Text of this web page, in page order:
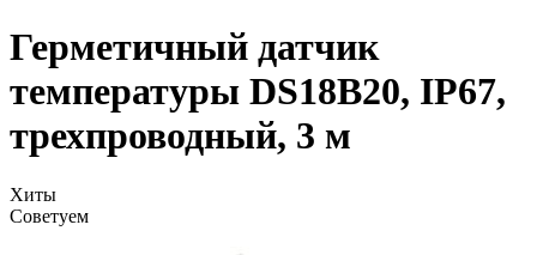
Герметичный датчик
температуры DS18B20, IP67,
трехпроводный, 3 м
Хиты
Советуем